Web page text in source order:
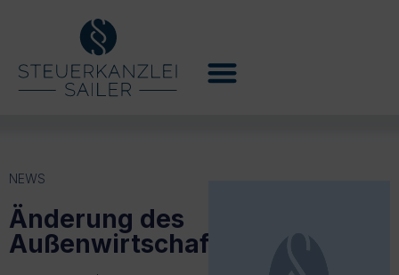
NEWS
Änderung des
Außenwirtschaftsgesetzes